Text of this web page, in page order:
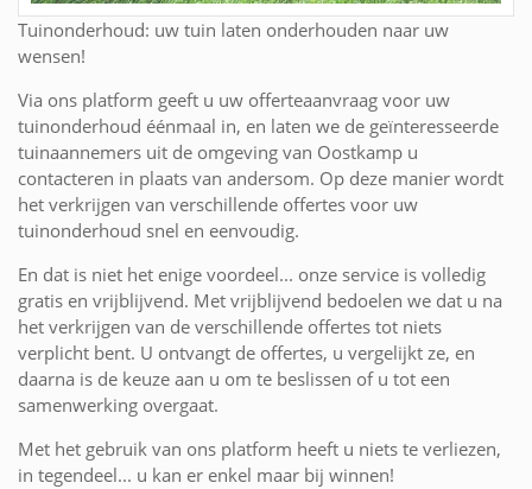
Tuinonderhoud: uw tuin laten onderhouden naar uw
wensen!
Via ons platform geeft u uw offerteaanvraag voor uw
tuinonderhoud éénmaal in, en laten we de geïnteresseerde
tuinaannemers uit de omgeving van Oostkamp u
contacteren in plaats van andersom. Op deze manier wordt
het verkrijgen van verschillende offertes voor uw
tuinonderhoud snel en eenvoudig.
En dat is niet het enige voordeel... onze service is volledig
gratis en vrijblijvend. Met vrijblijvend bedoelen we dat u na
het verkrijgen van de verschillende offertes tot niets
verplicht bent. U ontvangt de offertes, u vergelijkt ze, en
daarna is de keuze aan u om te beslissen of u tot een
samenwerking overgaat.
Met het gebruik van ons platform heeft u niets te verliezen,
in tegendeel... u kan er enkel maar bij winnen!